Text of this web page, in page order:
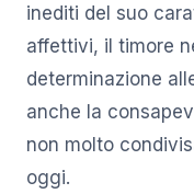
inediti del suo
affettivi, il timore
determinazione
anche la
non molto
oggi.